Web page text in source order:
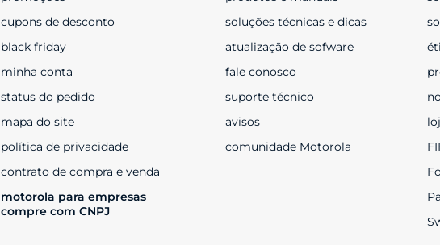
cupons de desconto
black friday
minha conta
status do pedido
mapa do site
política de privacidade
contrato de compra e venda
motorola para empresas
compre com CNPJ
soluções técnicas e dicas
atualização de sofware
fale conosco
suporte técnico
avisos
comunidade Motorola